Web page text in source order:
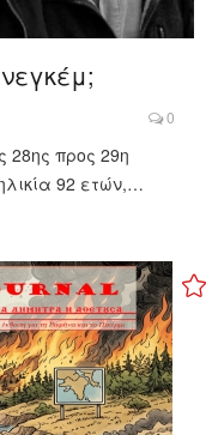
0
28ης προς 29η
92 ετών,…